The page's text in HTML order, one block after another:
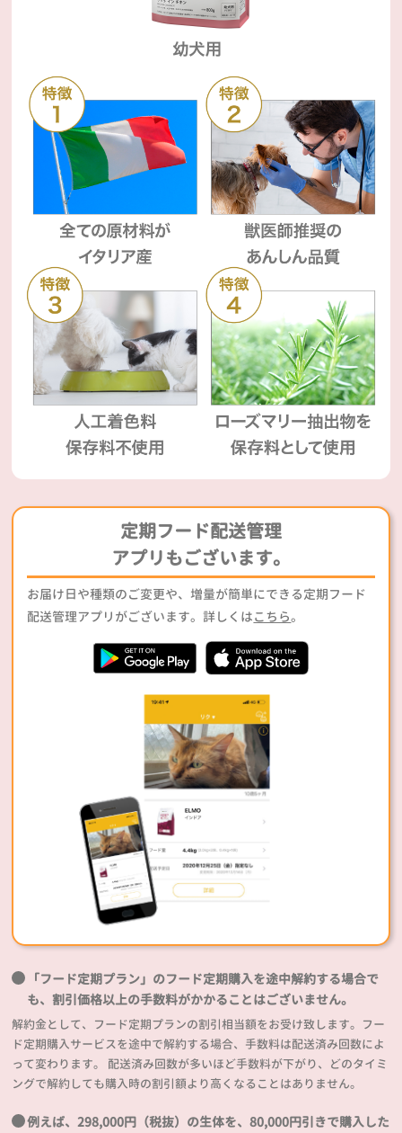
定期フード配送管理
アプリもございます。
お届け日や種類のご変更や、増量が簡単にできる定期フード
配送管理アプリがございます。詳しくはこちら。
「フード定期プラン」のフード定期購入を途中解約する場合で
も、割引価格以上の手数料がかかることはございません。
解約金として、フード定期プランの割引相当額をお受け致します。フー
ド定期購入サービスを途中で解約する場合、手数料は配送済み回数によ
って変わります。 配送済み回数が多いほど手数料が下がり、どのタイミ
ングで解約しても購入時の割引額より高くなることはありません。
例えば、298,000円（税抜）の生体を、80,000円引きで購入した